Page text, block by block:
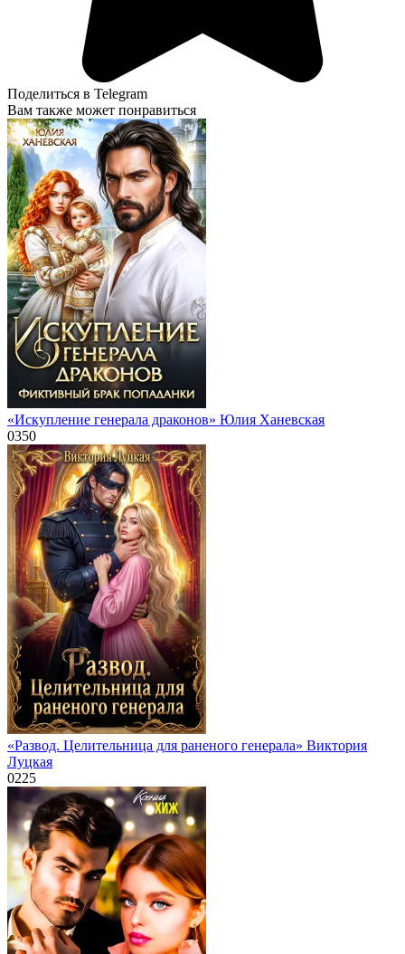
Поделиться в Telegram
Вам также может понравиться
«Искупление генерала драконов» Юлия Ханевская
0350
«Развод. Целительница для раненого генерала» Виктория
Луцкая
0225